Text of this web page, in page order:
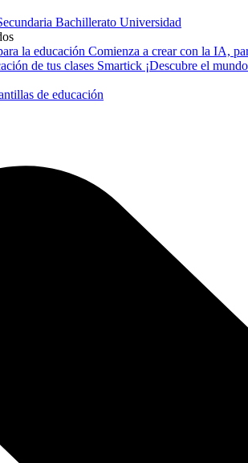
Bachillerato Universidad
la educación Comienza a crear con la IA,
de tus clases Smartick ¡Descubre el
de educación